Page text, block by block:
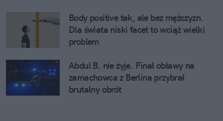
Body positive tak, ale bez mężczyzn.
Dla świata niski facet to wciąż wielki
problem
Abdul B. nie żyje. Finał obławy na
zamachowca z Berlina przybrał
brutalny obrót